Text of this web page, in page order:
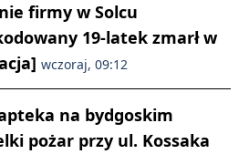
firmy w Solcu
19-latek zmarł w
wczoraj, 09:12
na bydgoskim
pożar przy ul. Kossaka